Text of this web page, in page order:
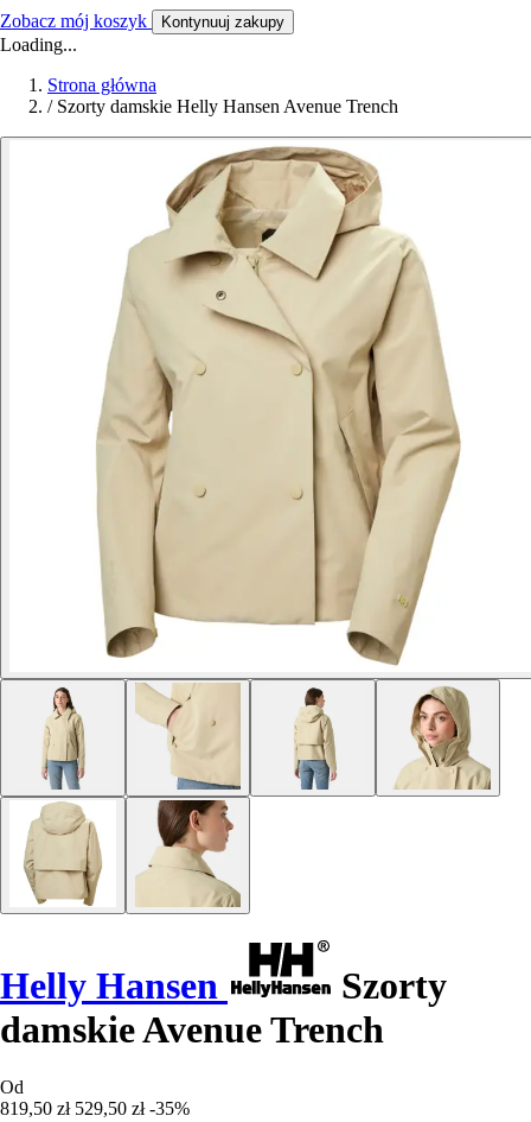
Zobacz mój koszyk Kontynuuj zakupy
Loading...
Strona główna
/ Szorty damskie Helly Hansen Avenue Trench
Helly Hansen
Szorty
damskie Avenue Trench
Od
819,50 zł 529,50 zł -35%